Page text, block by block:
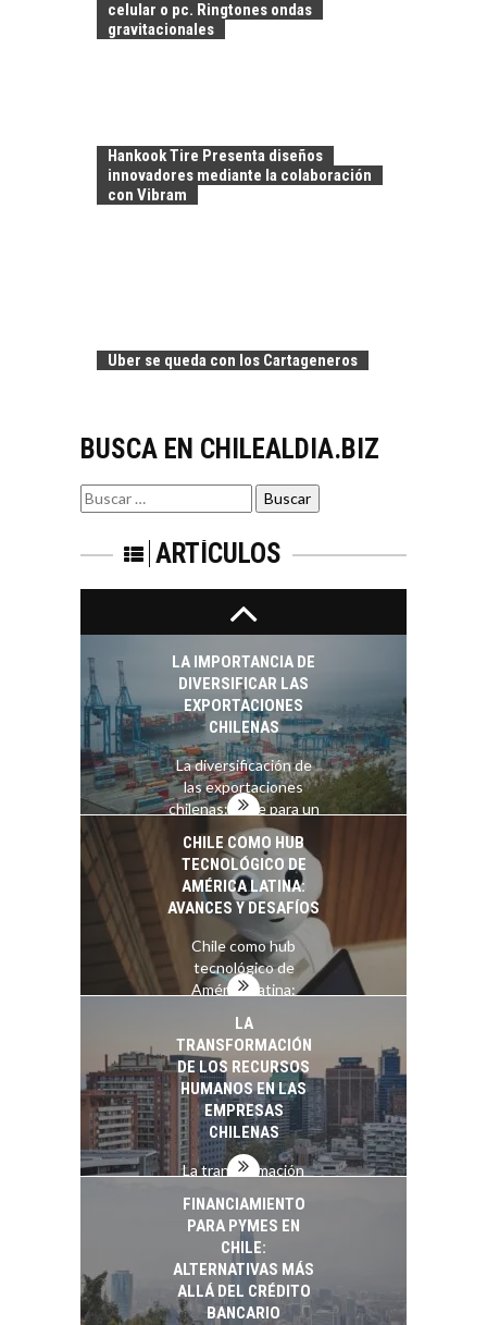
celular o pc. Ringtones ondas
gravitacionales
Hankook Tire Presenta diseños
innovadores mediante la colaboración
con Vibram
Uber se queda con los Cartageneros
BUSCA EN CHILEALDIA.BIZ
Buscar
por:
ARTÍCULOS
HUMANOS EN LAS
EMPRESAS
las empresas…
PARA PYMES EN
CHILE:
ALTERNATIVAS MÁS
ALLÁ DEL CRÉDITO
crédito…
EXPORTADOS DESDE
exportaciones de
Chile:…
TURISMO EN EL
DESIERTO DE
OPORTUNIDADES
PARA EL
DESARROLLO LOCAL
Estratégico para el
Desarrollo Turístico…
LA IMPORTANCIA DE
DIVERSIFICAR LAS
EXPORTACIONES
CHILENAS
La diversificación de
las exportaciones
chilenas: clave para un
crecimiento…
CHILE COMO HUB
TECNOLÓGICO DE
AMÉRICA LATINA:
AVANCES Y DESAFÍOS
Chile como hub
tecnológico de
América Latina:
LA
TRANSFORMACIÓN
DE LOS RECURSOS
HUMANOS EN LAS
EMPRESAS
CHILENAS
La transformación
recursos humanos en
las empresas…
FINANCIAMIENTO
PARA PYMES EN
CHILE:
ALTERNATIVAS MÁS
ALLÁ DEL CRÉDITO
BANCARIO